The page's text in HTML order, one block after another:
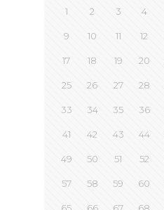
1 2 3 4
9 10 11 12
17 18 19 20
25 26 27 28
33 34 35 36
41 42 43 44
49 50 51 52
57 58 59 60